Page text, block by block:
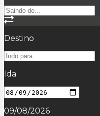
Destino
Ida
09/08/2026